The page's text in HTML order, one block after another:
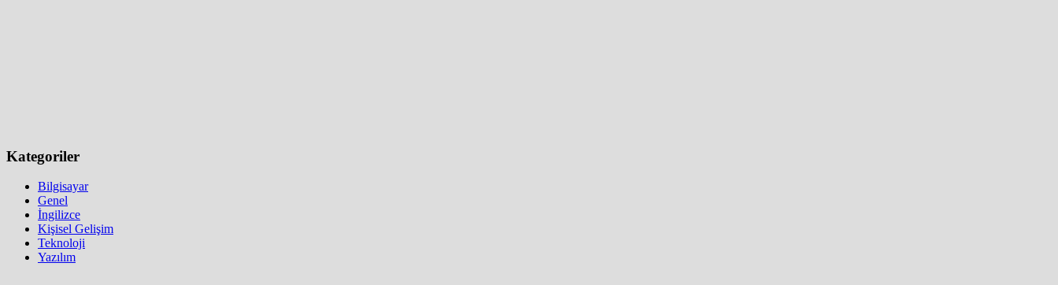
Kategoriler
Bilgisayar
Genel
İngilizce
Kişisel Gelişim
Teknoloji
Yazılım